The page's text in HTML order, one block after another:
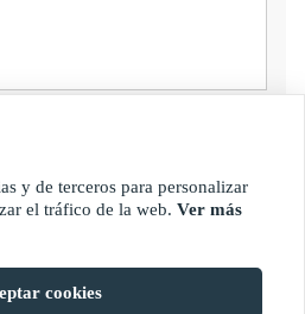
Bamboo Industry Co., Ltd.
y de terceros para personalizar
el tráfico de la web. Ver más
cookies